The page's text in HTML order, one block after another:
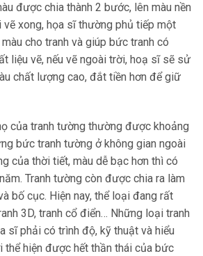
được chia thành 2 bước, lên màu nền
vẽ xong, họa sĩ thường phủ tiếp một
cho tranh và giúp bức tranh có
liệu vẽ, nếu vẽ ngoài trời, hoạ sĩ sẽ sử
chất lượng cao, đắt tiền hơn để giữ
của tranh tường thường được khoảng
bức tranh tường ở không gian ngoài
của thời tiết, màu dễ bạc hơn thì có
Tranh tường còn được chia ra làm
bố cục. Hiện nay, thể loại đang rất
3D, tranh cổ điển… Những loại tranh
sĩ phải có trình độ, kỹ thuật và hiểu
thể hiện được hết thần thái của bức